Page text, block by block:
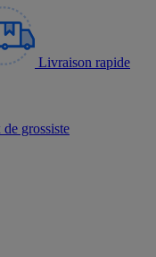
Livraison rapide
grossiste